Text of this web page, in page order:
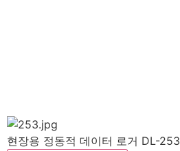
현장용 정동적 데이터 로거 DL-253